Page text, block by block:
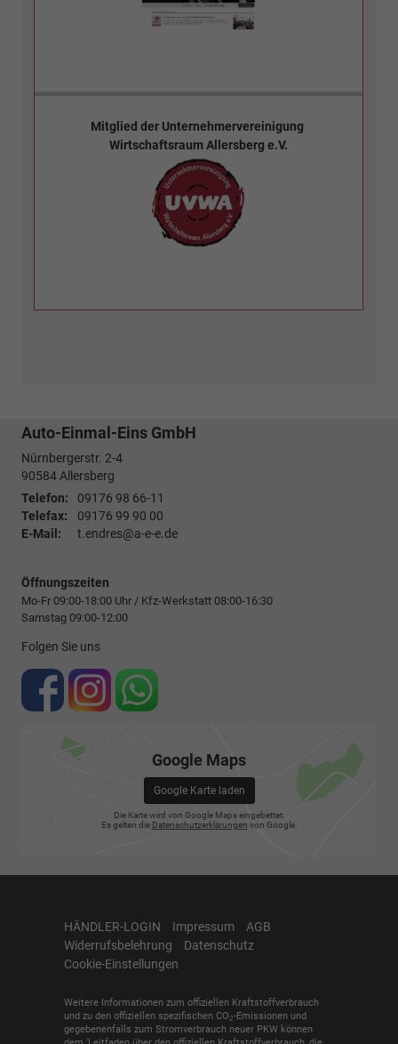
Mitglied der Unternehmervereinigung
Wirtschaftsraum Allersberg e.V.
Auto-Einmal-Eins GmbH
Nürnbergerstr. 2-4
90584Allersberg
Telefon:
09176 98 66-11
Telefax:
09176 99 90 00
E-Mail:
t.endres@a-e-e.de
Öffnungszeiten
Mo-Fr 09:00-18:00 Uhr / Kfz-Werkstatt 08:00-16:30
Samstag 09:00-12:00
Folgen Sie uns
Google Maps
Google Karte laden
Die Karte wird von Google Maps eingebettet.
Es gelten die Datenschutzerklärungen von Google.
HÄNDLER-LOGIN Impressum
AGB
Widerrufsbelehrung
Datenschutz
Cookie-Einstellungen
Weitere Informationen zum offiziellen Kraftstoffverbrauch
und zu den offiziellen spezifischen CO2-Emissionen und
gegebenenfalls zum Stromverbrauch neuer PKW können